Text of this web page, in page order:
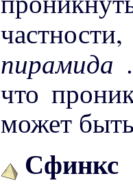
пирамида
что
может
Сфинкс